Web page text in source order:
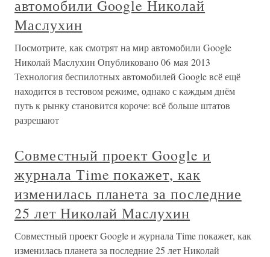
автомобили Google Николай
Маслухин
Посмотрите, как смотрят на мир автомобили Google
Николай Маслухин Опубликовано 06 мая 2013
Технология беспилотных автомобилей Google всё ещё
находится в тестовом режиме, однако с каждым днём
путь к рынку становится короче: всё больше штатов
разрешают
Совместный проект Google и
журнала Time покажет, как
изменилась планета за последние
25 лет Николай Маслухин
Совместный проект Google и журнала Time покажет, как
изменилась планета за последние 25 лет Николай